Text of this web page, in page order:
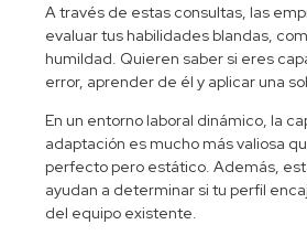
A través de estas consultas, las
evaluar tus habilidades blandas,
humildad. Quieren saber si eres
error, aprender de él y aplicar una
En un entorno laboral dinámico, la
adaptación es mucho más valiosa
perfecto pero estático. Además,
ayudan a determinar si tu perfil
del equipo existente.